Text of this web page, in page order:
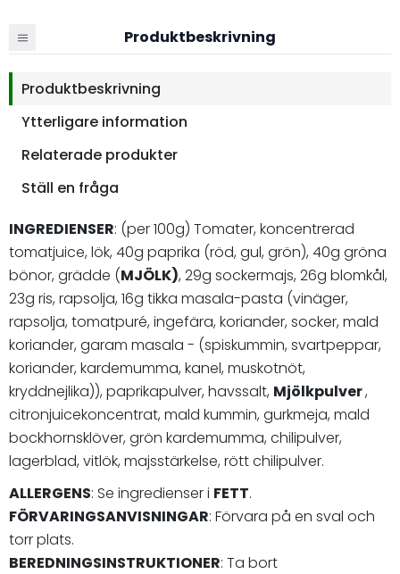
Produktbeskrivning
Produktbeskrivning
Ytterligare information
Relaterade produkter
Ställ en fråga
INGREDIENSER: (per 100g) Tomater, koncentrerad
tomatjuice, lök, 40g paprika (röd, gul, grön), 40g gröna
bönor, grädde (MJÖLK), 29g sockermajs, 26g blomkål,
23g ris, rapsolja, 16g tikka masala-pasta (vinäger,
rapsolja, tomatpuré, ingefära, koriander, socker, mald
koriander, garam masala - (spiskummin, svartpeppar,
koriander, kardemumma, kanel, muskotnöt,
kryddnejlika)), paprikapulver, havssalt, Mjölkpulver,
citronjuicekoncentrat, mald kummin, gurkmeja, mald
bockhornsklöver, grön kardemumma, chilipulver,
lagerblad, vitlök, majsstärkelse, rött chilipulver.
ALLERGENS: Se ingredienser i FETT.
FÖRVARINGSANVISNINGAR: Förvara på en sval och
torr plats.
BEREDNINGSINSTRUKTIONER: Ta bort